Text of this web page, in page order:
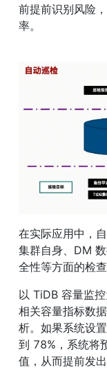
前提前识别风险
率。
在实际应用中，
集群自身、DM
全性等方面的检查
以 TiDB 容量监
相关容量指标数
析。如果系统设
到 78%，系统将
值，从而提前发出